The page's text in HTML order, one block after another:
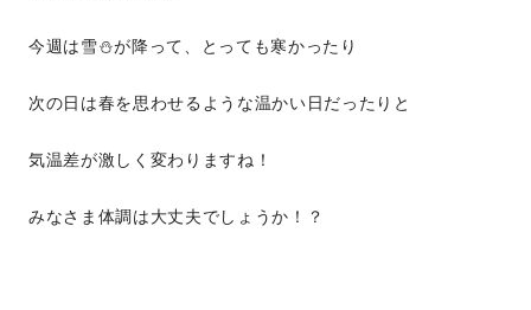
今週は雪⛄が降って、とっても寒かったり
次の日は春を思わせるような温かい日だったりと
気温差が激しく変わりますね！
みなさま体調は大丈夫でしょうか！？